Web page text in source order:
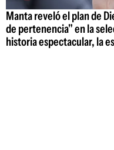
Manta reveló el plan de
de pertenencia" en la
historia espectacular, la